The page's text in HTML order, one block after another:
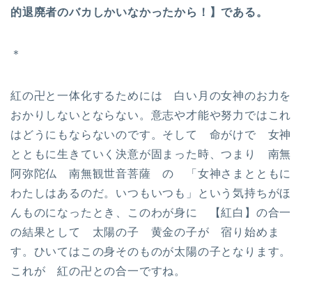
的退廃者のバカしかいなかったから！】である。
＊
紅の卍と一体化するためには 白い月の女神のお力を
おかりしないとならない。意志や才能や努力ではこれ
はどうにもならないのです。そして 命がけで 女神
とともに生きていく決意が固まった時、つまり 南無
阿弥陀仏 南無観世音菩薩 の 「女神さまとともに
わたしはあるのだ。いつもいつも」という気持ちがほ
んものになったとき、このわが身に 【紅白】の合一
の結果として 太陽の子 黄金の子が 宿り始めま
す。ひいてはこの身そのものが太陽の子となります。
これが 紅の卍との合一ですね。